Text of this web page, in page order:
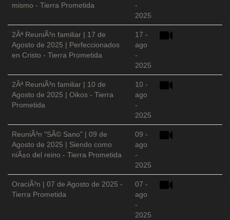
mismo - Tierra Prometida
-
2025
2Âª ReuniÃ³n familiar | 17 de
Agosto de 2025 | Perfeccionados
en Cristo - Tierra Prometida
17 -
ago
-
2025
2Âª ReuniÃ³n familiar | 10 de
Agosto de 2025 | Oikos - Tierra
Prometida
10 -
ago
-
2025
ReuniÃ³n "SÃ© Sano" | 09 de
Agosto de 2025 | Siendo como
niÃ±o del reino - Tierra Prometida
09 -
ago
-
2025
OraciÃ³n | 07 de Agosto de 2025 -
Tierra Prometida
07 -
ago
-
2025